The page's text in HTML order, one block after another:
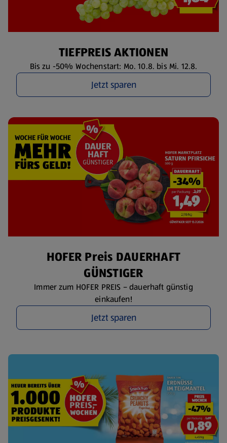
TIEFPREIS AKTIONEN
Bis zu -50% Wochenstart: Mo. 10.8. bis Mi. 12.8.
Jetzt sparen
HOFER Preis DAUERHAFT
GÜNSTIGER
Immer zum HOFER PREIS – dauerhaft günstig
einkaufen!
Jetzt sparen